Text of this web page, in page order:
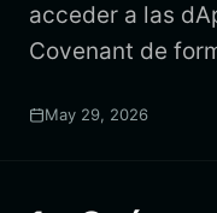
acceder a las
Covenant de
May 29, 2026